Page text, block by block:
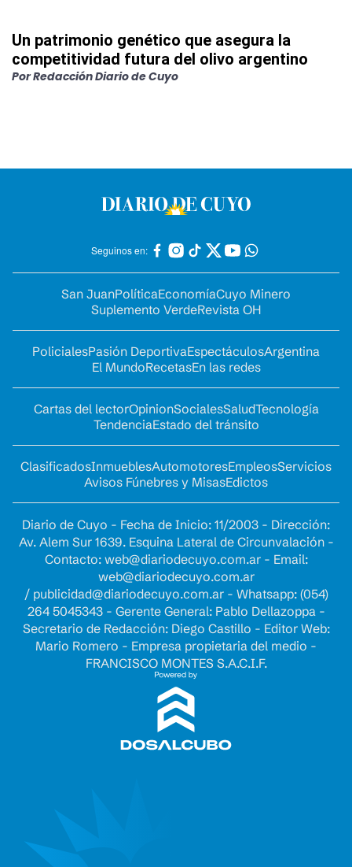
Un patrimonio genético que asegura la
competitividad futura del olivo argentino
PorRedacción Diario de Cuyo
Seguinos en:
San JuanPolíticaEconomíaCuyo Minero
Suplemento VerdeRevista OH
PolicialesPasión DeportivaEspectáculosArgentina
El MundoRecetasEn las redes
Cartas del lectorOpinionSocialesSaludTecnología
TendenciaEstado del tránsito
ClasificadosInmueblesAutomotoresEmpleosServicios
Avisos Fúnebres y MisasEdictos
Diario de Cuyo - Fecha de Inicio: 11/2003 - Dirección:
Av. Alem Sur 1639. Esquina Lateral de Circunvalación -
Contacto: web@diariodecuyo.com.ar- Email:
web@diariodecuyo.com.ar
/ publicidad@diariodecuyo.com.ar- Whatsapp: (054)
264 5045343 - Gerente General: Pablo Dellazoppa -
Secretario de Redacción: Diego Castillo - Editor Web:
Mario Romero - Empresa propietaria del medio -
FRANCISCO MONTES S.A.C.I.F.